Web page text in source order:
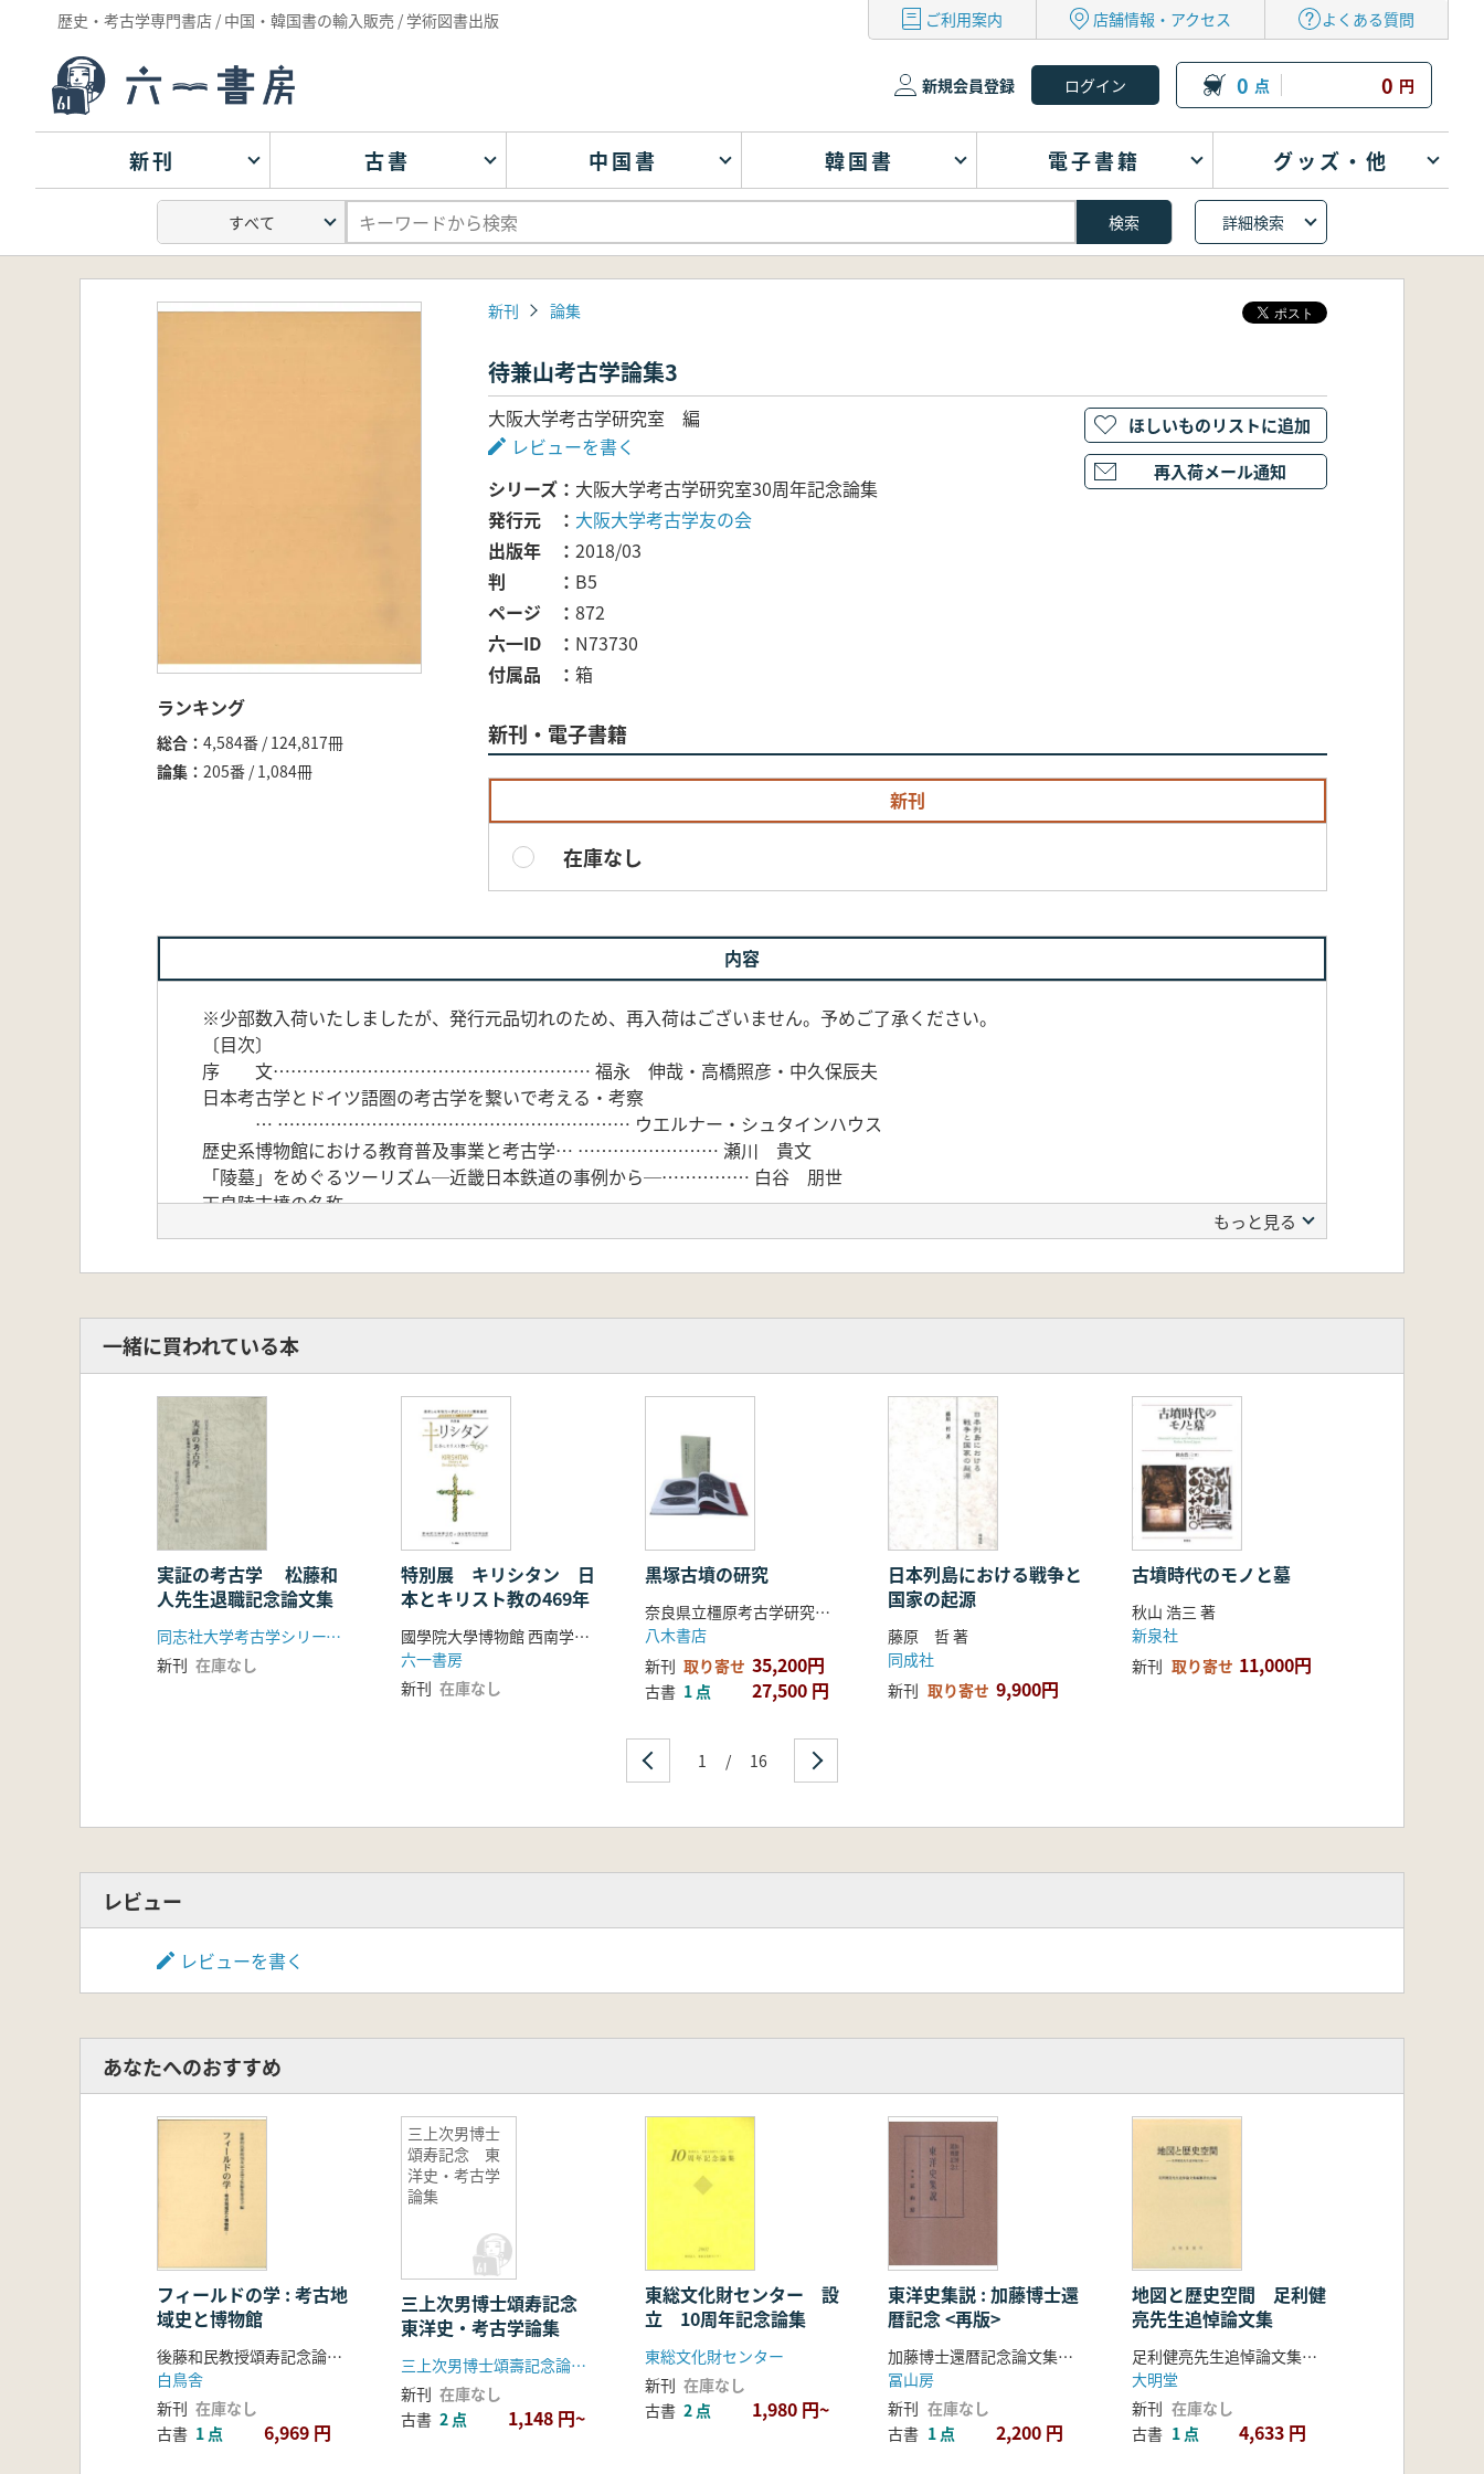
歴史・考古学専門書店 / 中国・韓国書の輸入販売 / 学術図書出版 ご利用案内 店舗情報・アクセス よくある質問
新規会員登録 0 点 0 円
新刊 古書 中国書 韓国書 電子書籍 グッズ・他
詳細検索
ランキング
総合
4,584番 / 124,817冊
論集
205番 / 1,084冊
新刊 論集
待兼山考古学論集3
大阪大学考古学研究室 編
レビューを書く
シリーズ
大阪大学考古学研究室30周年記念論集
発行元
大阪大学考古学友の会
出版年
2018/03
判
B5
ページ
872
六一ID
N73730
付属品
箱
新刊・電子書籍
新刊
在庫なし
ほしいものリストに追加
再入荷メール通知
内容
※少部数入荷いたしましたが、発行元品切れのため、再入荷はございません。予めご了承ください。
〔目次〕
序 文……………………………………………… 福永 伸哉・高橋照彦・中久保辰夫
日本考古学とドイツ語圏の考古学を繋いで考える・考察
… …………………………………………………… ウエルナー・シュタインハウス
歴史系博物館における教育普及事業と考古学… …………………… 瀬川 貴文
「陵墓」をめぐるツーリズム─近畿日本鉄道の事例から─…………… 白谷 朋世
天皇陵古墳の名称
草原地帯東部の初期遊牧民の出現と生業………………………… 中村 大介
北米ミシシッピ文化研究の動向─古墳時代研究に対する含意─… … 三好 玄
鍬状木製品よりみた弥生文化受容の具体像……………………… 中原 計
出現期の手焙形土器について……………………………………… 小貫 充
畿内地域の鉄器化と弥生社会の変化……………………………… 禰冝田佳男
蕨手状装飾付鉄剣の広域分布とその意義………………… ライアン・ジョセフ
布掘り柱掘形をもつ掘立柱建物の基礎的研究
─北陸を中心に─………………………………………………… 髙橋 浩二
古墳出土の内行花文鏡と方格規矩鏡……………………………… 福永 伸哉
弥生時代から古墳時代中期における集落構造の変遷と土地利用
─紀ノ川下流域を中心に─… …………………………………… 大木 要
四獣形鏡の分類と編年……………………………………………… 林 正憲
古墳時代中央政権の外交政策と国家形成………………………… 杉井 健
水銀朱とベンガラの使い分けにみる色彩の社会的利用………… 石井 智大
初期国家と古代国家………………………………………………… 都出比呂志
首長系譜分立試論─いわゆる政権交替論の理解のために─ …………… 清家 章
沖ノ島祭祀遺跡の出現過程と東アジアの海上交易……………… 禹 在 柄
土師器直口壺と古墳時代土器の特質……………………………… 中久保辰夫
古墳時代前期における埴輪受容過程の一様相
─近畿地方南半部の古墳出土資料を対象として─… …………… 三好 元樹
日本列島における土器窯の導入…………………………………… 長友 朋子
古墳時代中期の埴輪編年と野中古墳出土埴輪…………………… 東影 悠
埴輪生産からみた初期群集墳と百舌鳥古墳群
盾持人埴輪の形態的変遷…………………………………………… 橘 泉
副葬品組成からみた古墳時代中期から後期への変革…………… 鈴木 一有
長野市大室古墳群における階層構造……………………………… 佐々木憲一
紀伊地域の古墳における土器使用儀礼について………………… 仲辻 慧大
6世紀初頭における地方窯の分布とその背景に関する考察…… 岩越 陽平
西日本における横穴式石室の3次元的形態変遷について
─天王塚古墳、大野窟古墳、見瀬丸山古墳の巨大横穴式石室の出現背景について─
………………………………………………………………… 黒石 哲夫
横穴式石室の規格に関する一試論
─岡山県赤磐市域を中心として─………………………………… 金田 善敬
奈良盆地における横穴墓の性格
─古墳時代墓制における横穴墓の位置づけ─… ………………… 前田 俊雄
古墳秩序の中の横穴墓、その分布と意味………………………… 岩松 保
もっと見る
一緒に買われている本
実証の考古学 松藤和
人先生退職記念論文集
同志社大学考古学シリーズ刊行会
新刊 在庫なし
特別展 キリシタン 日
本とキリスト教の469年
國學院大學博物館 西南学院大学博物館 編
六一書房
新刊 在庫なし
黒塚古墳の研究
奈良県立橿原考古学研究所 編
八木書店
新刊 取り寄せ 35,200円
古書 1 点 27,500 円
日本列島における戦争と
国家の起源
藤原 哲 著
同成社
新刊 取り寄せ 9,900円
古墳時代のモノと墓
秋山 浩三 著
新泉社
新刊 取り寄せ 11,000円
1 / 16
レビュー
レビューを書く
あなたへのおすすめ
フィールドの学 : 考古地
域史と博物館
後藤和民教授頌寿記念論文集編集委員会
白鳥舎
新刊 在庫なし
古書 1 点 6,969 円
三上次男博士
頌寿記念 東
洋史・考古学
論集
三上次男博士頌寿記念
東洋史・考古学論集
三上次男博士頌壽記念論集編集委員会
新刊 在庫なし
古書 2 点 1,148 円~
東総文化財センター 設
立 10周年記念論集
東総文化財センター
新刊 在庫なし
古書 2 点 1,980 円~
東洋史集説 : 加藤博士還
暦記念 <再版>
加藤博士還暦記念論文集刊行会 編
冨山房
新刊 在庫なし
古書 1 点 2,200 円
地図と歴史空間 足利健
亮先生追悼論文集
足利健亮先生追悼論文集編纂委員会
大明堂
新刊 在庫なし
古書 1 点 4,633 円